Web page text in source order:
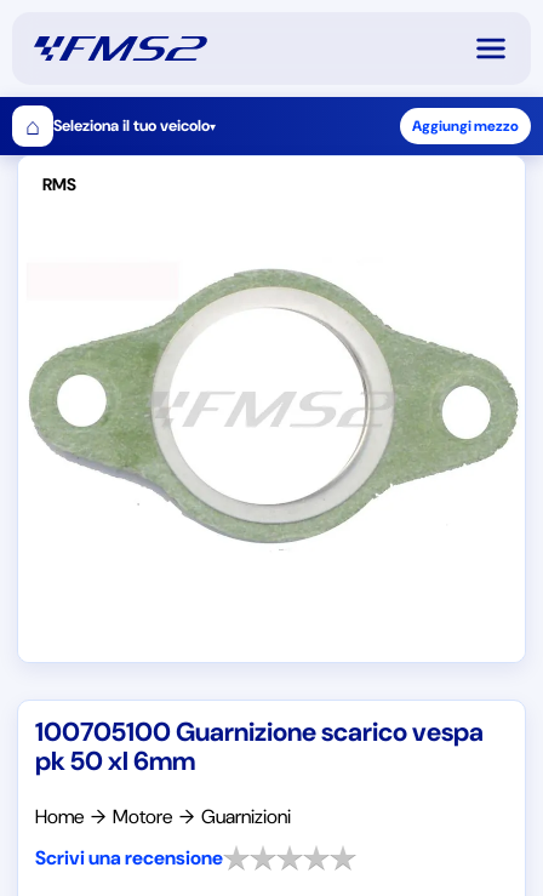
⌂ Seleziona il tuo veicolo▾ Aggiungi mezzo
RMS
100705100 Guarnizione scarico vespa
pk 50 xl 6mm
Home → Motore → Guarnizioni
Scrivi una recensione